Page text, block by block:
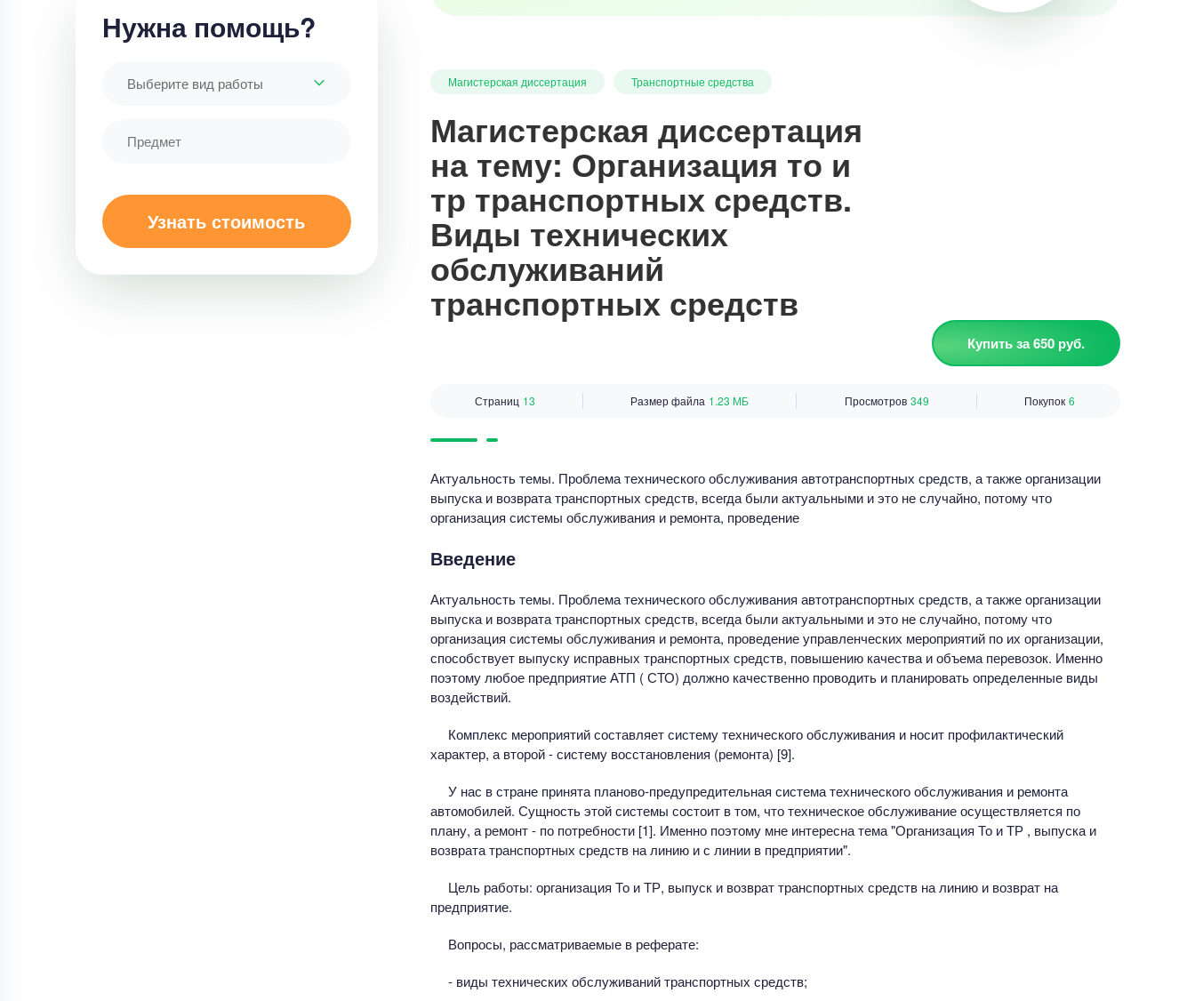
Нужна помощь?
Выберите вид работы
Узнать стоимость
Магистерская диссертация Транспортные средства
Магистерская диссертация
на тему: Организация то и
тр транспортных средств.
Виды технических
обслуживаний
транспортных средств
Купить за 650 руб.
Страниц 13 Размер файла 1.23 МБ Просмотров 349 Покупок 6
Актуальность темы. Проблема технического обслуживания автотранспортных средств, а также организации
выпуска и возврата транспортных средств, всегда были актуальными и это не случайно, потому что
организация системы обслуживания и ремонта, проведение
Введение
Актуальность темы. Проблема технического обслуживания автотранспортных средств, а также организации
выпуска и возврата транспортных средств, всегда были актуальными и это не случайно, потому что
организация системы обслуживания и ремонта, проведение управленческих мероприятий по их организации,
способствует выпуску исправных транспортных средств, повышению качества и объема перевозок. Именно
поэтому любое предприятие АТП ( СТО) должно качественно проводить и планировать определенные виды
воздействий.
Комплекс мероприятий составляет систему технического обслуживания и носит профилактический
характер, а второй - систему восстановления (ремонта) [9].
У нас в стране принята планово-предупредительная система технического обслуживания и ремонта
автомобилей. Сущность этой системы состоит в том, что техническое обслуживание осуществляется по
плану, а ремонт - по потребности [1]. Именно поэтому мне интересна тема "Организация То и ТР , выпуска и
возврата транспортных средств на линию и с линии в предприятии".
Цель работы: организация То и ТР, выпуск и возврат транспортных средств на линию и возврат на
предприятие.
Вопросы, рассматриваемые в реферате:
- виды технических обслуживаний транспортных средств;